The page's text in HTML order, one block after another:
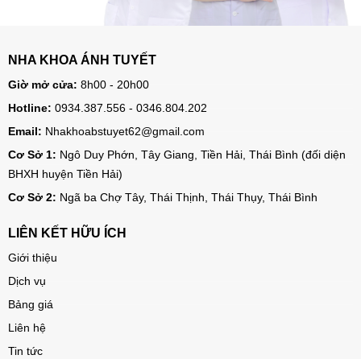
NHA KHOA ÁNH TUYẾT
Giờ mở cửa: 8h00 - 20h00
Hotline: 0934.387.556 - 0346.804.202
Email: Nhakhoabstuyet62@gmail.com
Cơ Sở 1: Ngô Duy Phớn, Tây Giang, Tiền Hải, Thái Bình (đối diện
BHXH huyện Tiền Hải)
Cơ Sở 2: Ngã ba Chợ Tây, Thái Thịnh, Thái Thụy, Thái Bình
LIÊN KẾT HỮU ÍCH
Giới thiệu
Dịch vụ
Bảng giá
Liên hệ
Tin tức